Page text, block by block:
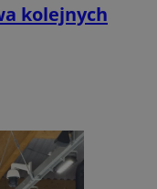
kolejnych